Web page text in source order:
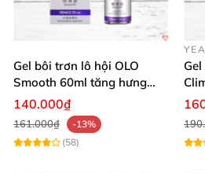
Gel bôi trơn lô hội OLO
Smooth 60ml tăng hưng
phấn, dễ chịu
140.000₫
161.000₫
-13%
(58)